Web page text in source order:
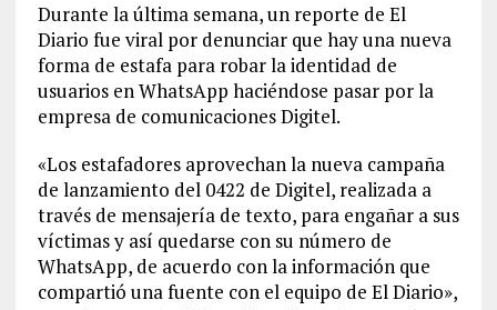
Durante la última semana, un reporte de El
Diario fue viral por denunciar que hay una nueva
forma de estafa para robar la identidad de
usuarios en WhatsApp haciéndose pasar por la
empresa de comunicaciones Digitel.
«Los estafadores aprovechan la nueva campaña
de lanzamiento del 0422 de Digitel, realizada a
través de mensajería de texto, para engañar a sus
víctimas y así quedarse con su número de
WhatsApp, de acuerdo con la información que
compartió una fuente con el equipo de El Diario»,